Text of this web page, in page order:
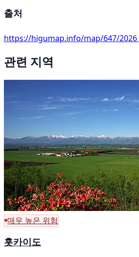
출처
https://higumap.info/map/647/2026
관련 지역
매우 높은 위험
홋카이도